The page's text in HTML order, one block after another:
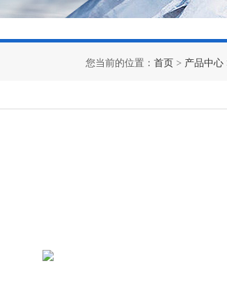
您当前的位置： 首页 > 产品中心